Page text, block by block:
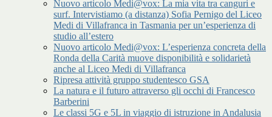
Nuovo articolo Medi@vox: La mia vita tra canguri e
surf. Intervistiamo (a distanza) Sofia Pernigo del Liceo
Medi di Villafranca in Tasmania per un’esperienza di
studio all’estero
Nuovo articolo Medi@vox: L’esperienza concreta della
Ronda della Carità muove disponibilità e solidarietà
anche al Liceo Medi di Villafranca
Ripresa attività gruppo studentesco GSA
La natura e il futuro attraverso gli occhi di Francesco
Barberini
Le classi 5G e 5L in viaggio di istruzione in Andalusia